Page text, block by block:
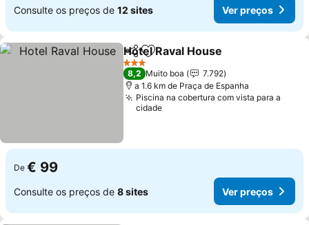
Consulte os preços de 12 sites Ver preços
PartilharAdicionar aos favoritos
Hotel Raval House
3 Estrelas
8,2 Muito boa
7.792
a 1.6 km de Praça de Espanha
Piscina na cobertura com vista para a
cidade
De € 99
Consulte os preços de 8 sites Ver preços